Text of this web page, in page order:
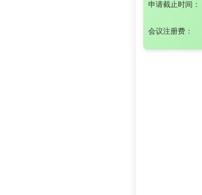
申请截止时间：
会议注册费：